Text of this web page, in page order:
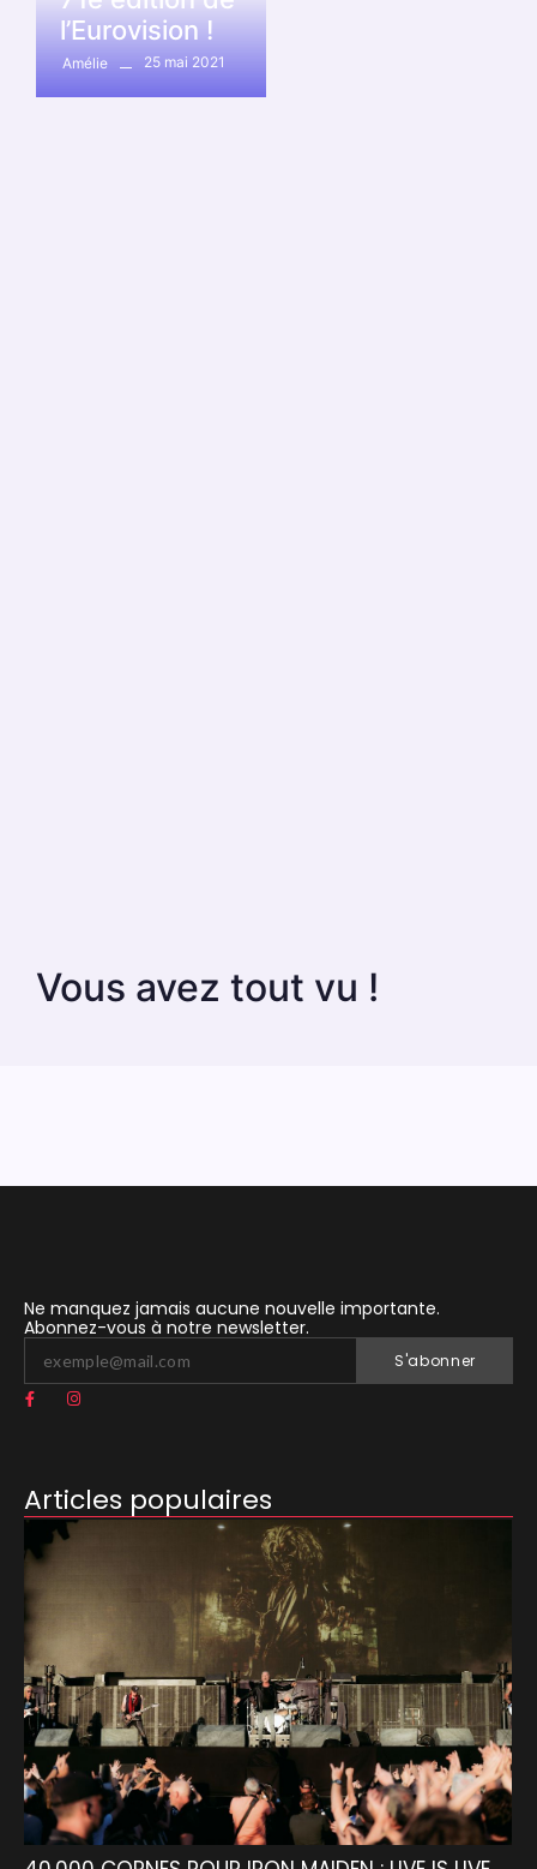
l’Eurovision !
Amélie 25 mai 2021
Vous avez tout vu !
Ne manquez jamais aucune nouvelle importante.
Abonnez-vous à notre newsletter.
S'abonner
Articles populaires